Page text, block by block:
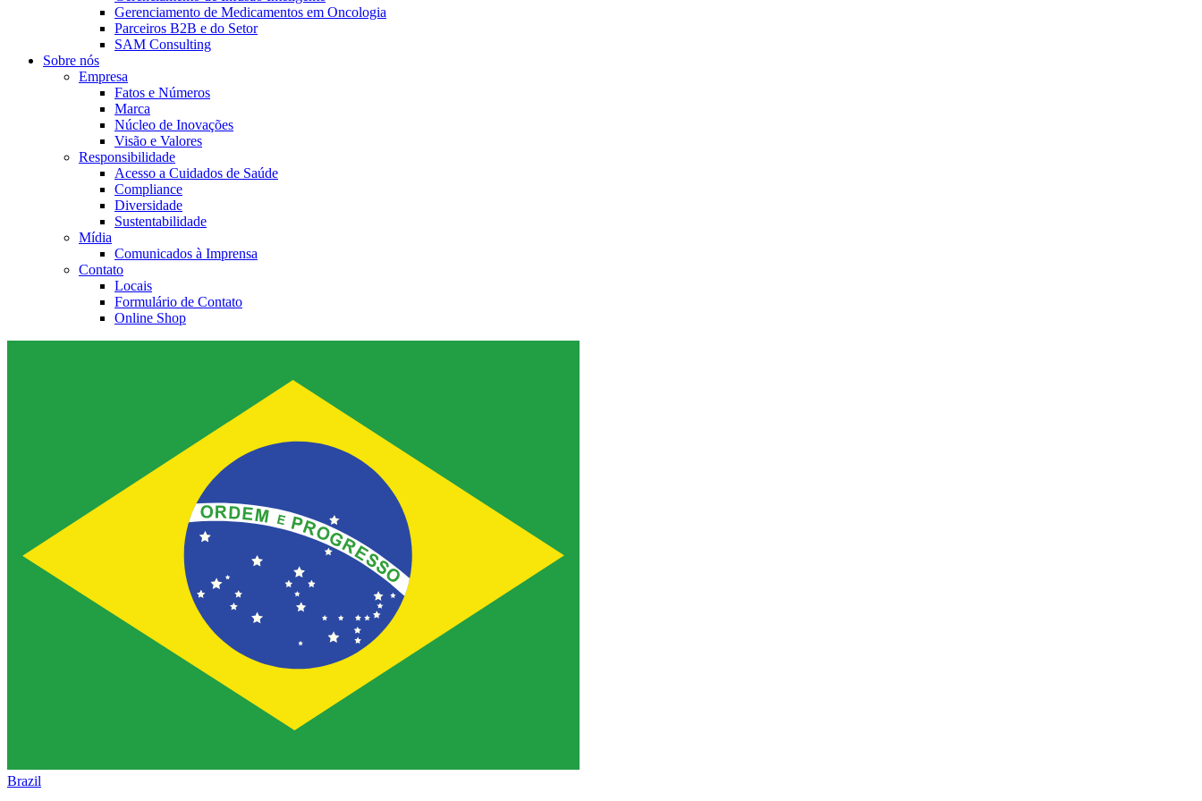
Educação continuada para profissionais da saúde. Acesse a Aesculap Academy Brasil e inscreva-se!
Entre em contato conosco.
Gerenciamento de Medicamentos em Oncologia
Parceiros B2B e do Setor
SAM Consulting
Sobre nós
Empresa
Fatos e Números
Marca
Núcleo de Inovações
Visão e Valores
Responsibilidade
Acesso a Cuidados de Saúde
Compliance
Diversidade
Sustentabilidade
Mídia
Comunicados à Imprensa
Contato
Locais
Formulário de Contato
Online Shop
Brazil